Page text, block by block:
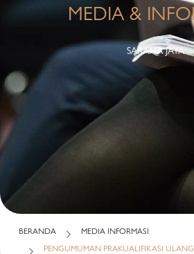
MEDIA &
SARANA JAYA
BERANDA
MEDIA INFORMASI
PENGUMUMAN PRAKUALIFIKASI ULANG